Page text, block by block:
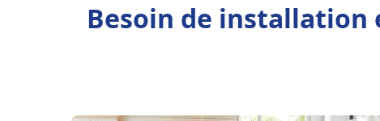
Besoin de installation